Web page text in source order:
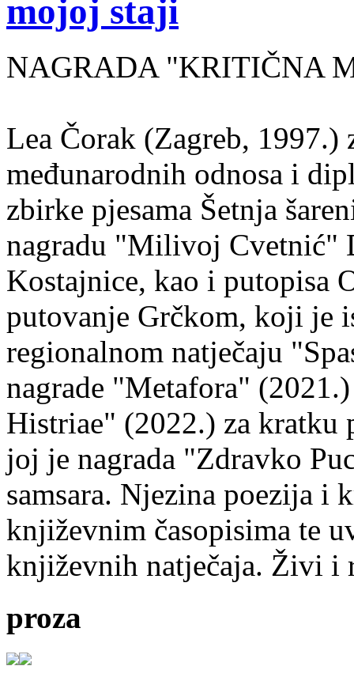
mojoj staji
NAGRADA "KRITIČNA
Lea Čorak (Zagreb,
međunarodnih odnosa i
zbirke pjesama Šetnja
nagradu "Milivoj Cvetnić"
Kostajnice, kao i putopisa
putovanje Grčkom, koji je
regionalnom natječaju
nagrade "Metafora"
Histriae" (2022.) za kratku
joj je nagrada "Zdravko
samsara. Njezina poezija i
književnim časopisima te
književnih natječaja. Živi i
proza